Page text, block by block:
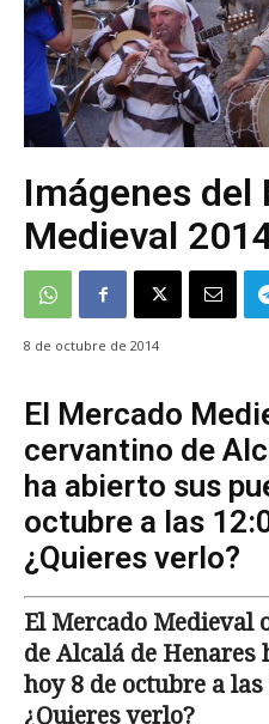
Imágenes del
Medieval
8 de octubre de 2014
El Mercado
cervantino de
ha abierto sus
octubre a las
¿Quieres verlo?
El Mercado Medieval
de Alcalá de
hoy 8 de octubre a
¿Quieres verlo?